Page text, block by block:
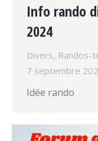
Info rando
2024
Divers, Randos-
7 septembre
Idée rando